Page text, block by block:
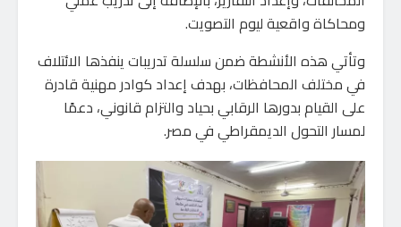
ومحاكاة واقعية ليوم التصويت.
وتأتي هذه الأنشطة ضمن سلسلة تدريبات ينفذها الائتلاف
في مختلف المحافظات، بهدف إعداد كوادر مهنية قادرة
على القيام بدورها الرقابي بحياد والتزام قانوني، دعمًا
لمسار التحول الديمقراطي في مصر.